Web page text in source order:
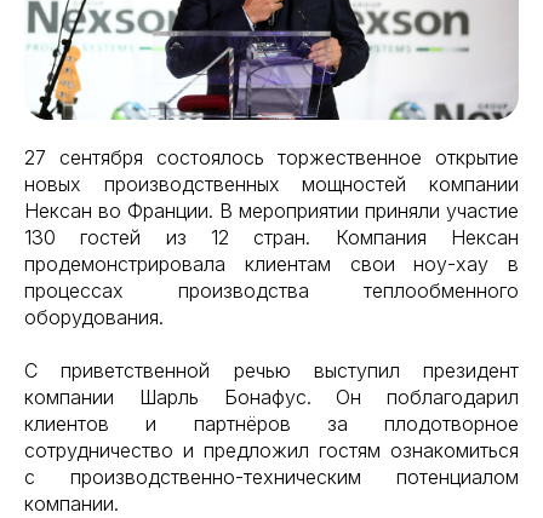
27 сентября состоялось торжественное открытие
новых производственных мощностей компании
Нексан во Франции. В мероприятии приняли участие
130 гостей из 12 стран. Компания Нексан
продемонстрировала клиентам свои ноу-хау в
процессах производства теплообменного
оборудования.
С приветственной речью выступил президент
компании Шарль Бонафус. Он поблагодарил
клиентов и партнёров за плодотворное
сотрудничество и предложил гостям ознакомиться
с производственно-техническим потенциалом
компании.